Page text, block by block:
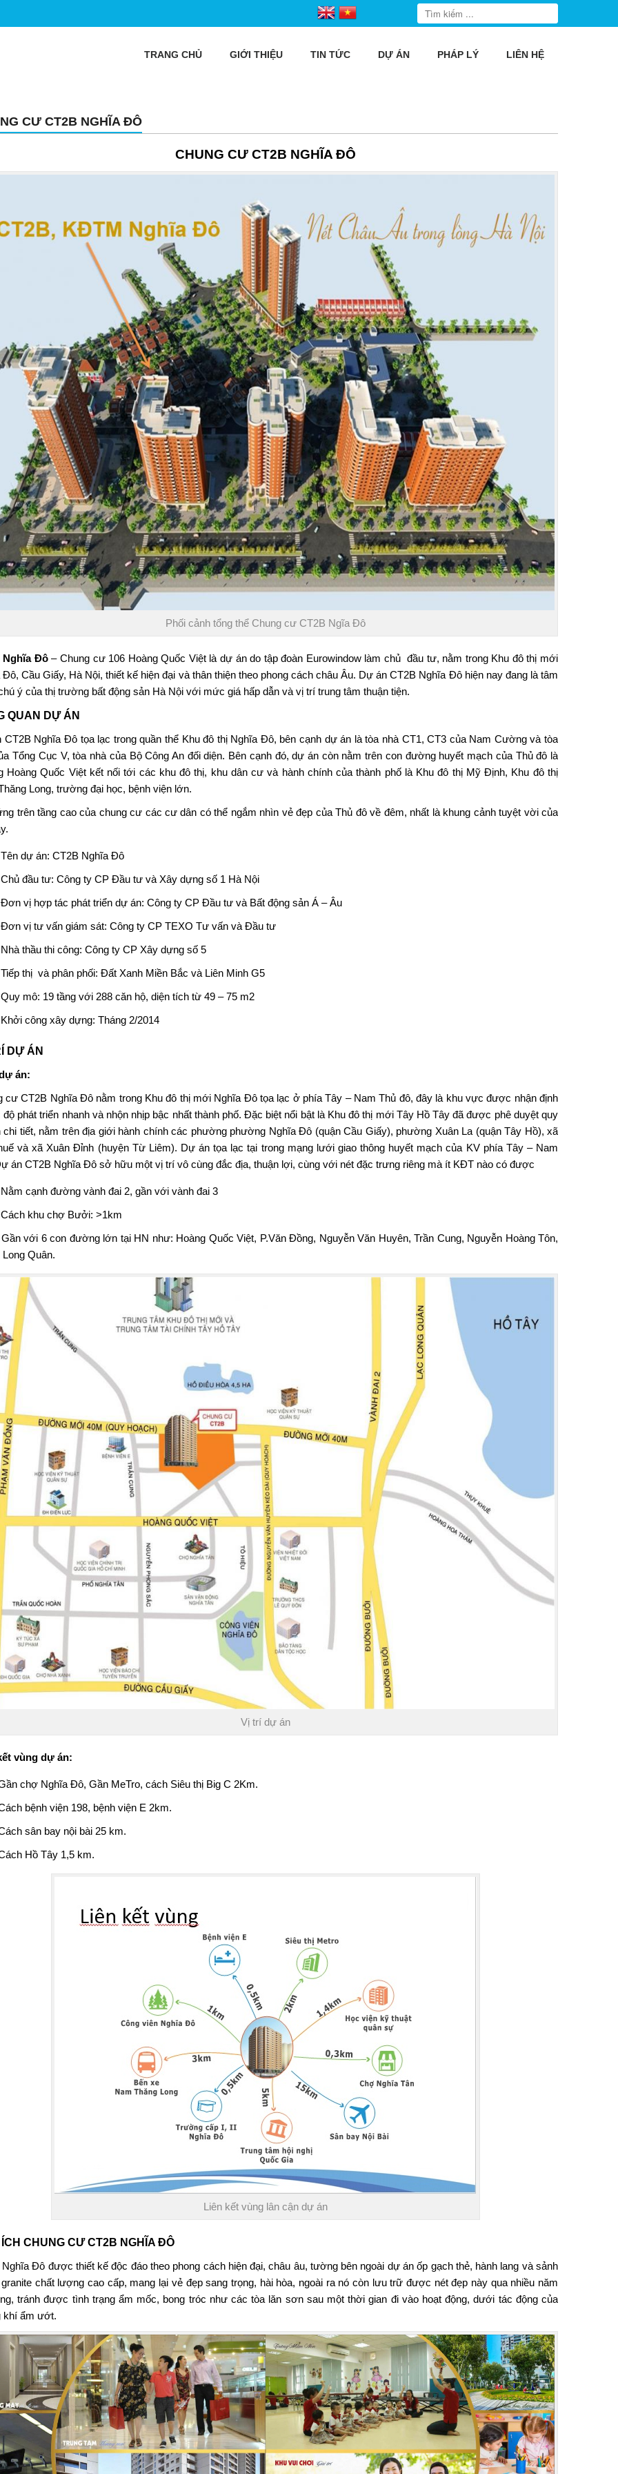
TRANG CHỦ GIỚI THIỆU TIN TỨC DỰ ÁN PHÁP LÝ LIÊN HỆ
CƯ CT2B NGHĨA ĐÔ
CHUNG CƯ CT2B NGHĨA ĐÔ
Phối cảnh tổng thể Chung cư CT2B Ngĩa Đô
Nghĩa Đô– Chung cư 106 Hoàng Quốc Việt là dự án do tập đoàn Eurowindow làm chủ đầu tư, nằm trong Khu đô thị mới
Cầu Giấy, Hà Nội, thiết kế hiện đại và thân thiện theo phong cách châu Âu. Dự án CT2B Nghĩa Đô hiện nay đang là tâm
ý của thị trường bất động sản Hà Nội với mức giá hấp dẫn và vị trí trung tâm thuận tiện.
QUAN DỰ ÁN
CT2B Nghĩa Đô tọa lạc trong quần thể Khu đô thị Nghĩa Đô, bên cạnh dự án là tòa nhà CT1, CT3 của Nam Cường và tòa
Tổng Cục V, tòa nhà của Bộ Công An đối diện. Bên cạnh đó, dự án còn nằm trên con đường huyết mạch của Thủ đô là
Hoàng Quốc Việt kết nối tới các khu đô thị, khu dân cư và hành chính của thành phố là Khu đô thị Mỹ Định, Khu đô thị
Long, trường đại học, bệnh viện lớn.
trên tầng cao của chung cư các cư dân có thể ngắm nhìn vẻ đẹp của Thủ đô về đêm, nhất là khung cảnh tuyệt vời của
dự án: CT2B Nghĩa Đô
đầu tư: Công ty CP Đầu tư và Xây dựng số 1 Hà Nội
vị hợp tác phát triển dự án: Công ty CP Đầu tư và Bất động sản Á – Âu
vị tư vấn giám sát: Công ty CP TEXO Tư vấn và Đầu tư
thầu thi công: Công ty CP Xây dựng số 5
thị và phân phối: Đất Xanh Miền Bắc và Liên Minh G5
mô: 19 tầng với 288 căn hộ, diện tích từ 49 – 75 m2
công xây dựng: Tháng 2/2014
DỰ ÁN
án:
cư CT2B Nghĩa Đô nằm trong Khu đô thị mới Nghĩa Đô tọa lạc ở phía Tây – Nam Thủ đô, đây là khu vực được nhận định
độ phát triển nhanh và nhộn nhịp bậc nhất thành phố. Đặc biệt nổi bật là Khu đô thị mới Tây Hồ Tây đã được phê duyệt quy
chi tiết, nằm trên địa giới hành chính các phường phường Nghĩa Đô (quận Cầu Giấy), phường Xuân La (quận Tây Hồ), xã
và xã Xuân Đỉnh (huyện Từ Liêm). Dự án tọa lạc tại trong mạng lưới giao thông huyết mạch của KV phía Tây – Nam
án CT2B Nghĩa Đô sở hữu một vị trí vô cùng đắc địa, thuận lợi, cùng với nét đặc trưng riêng mà ít KĐT nào có được
cạnh đường vành đai 2, gần với vành đai 3
khu chợ Bưởi: >1km
với 6 con đường lớn tại HN như: Hoàng Quốc Việt, P.Văn Đồng, Nguyễn Văn Huyên, Trần Cung, Nguyễn Hoàng Tôn,
Long Quân.
Vị trí dự án
vùng dự án:
chợ Nghĩa Đô, Gần MeTro, cách Siêu thị Big C 2Km.
bệnh viện 198, bệnh viện E 2km.
sân bay nội bài 25 km.
Hồ Tây 1,5 km.
Liên kết vùng lân cận dự án
CHUNG CƯ CT2B NGHĨA ĐÔ
Nghĩa Đô được thiết kế độc đáo theo phong cách hiện đại, châu âu, tường bên ngoài dự án ốp gạch thẻ, hành lang và sảnh
chất lượng cao cấp, mang lại vẻ đẹp sang trọng, hài hòa, ngoài ra nó còn lưu trữ được nét đẹp này qua nhiều năm
tránh được tình trạng ẩm mốc, bong tróc như các tòa lăn sơn sau một thời gian đi vào hoạt động, dưới tác động của
khí ẩm ướt.